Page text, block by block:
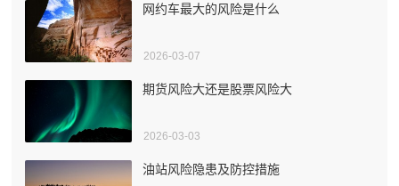
网约车最大的风险是什么
2026-03-07
期货风险大还是股票风险大
2026-03-03
油站风险隐患及防控措施